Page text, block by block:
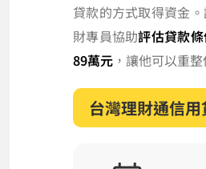
貸款的方式取得資金
財專員協助評估貸款
89萬元 ，讓他可以重
台灣理財通信